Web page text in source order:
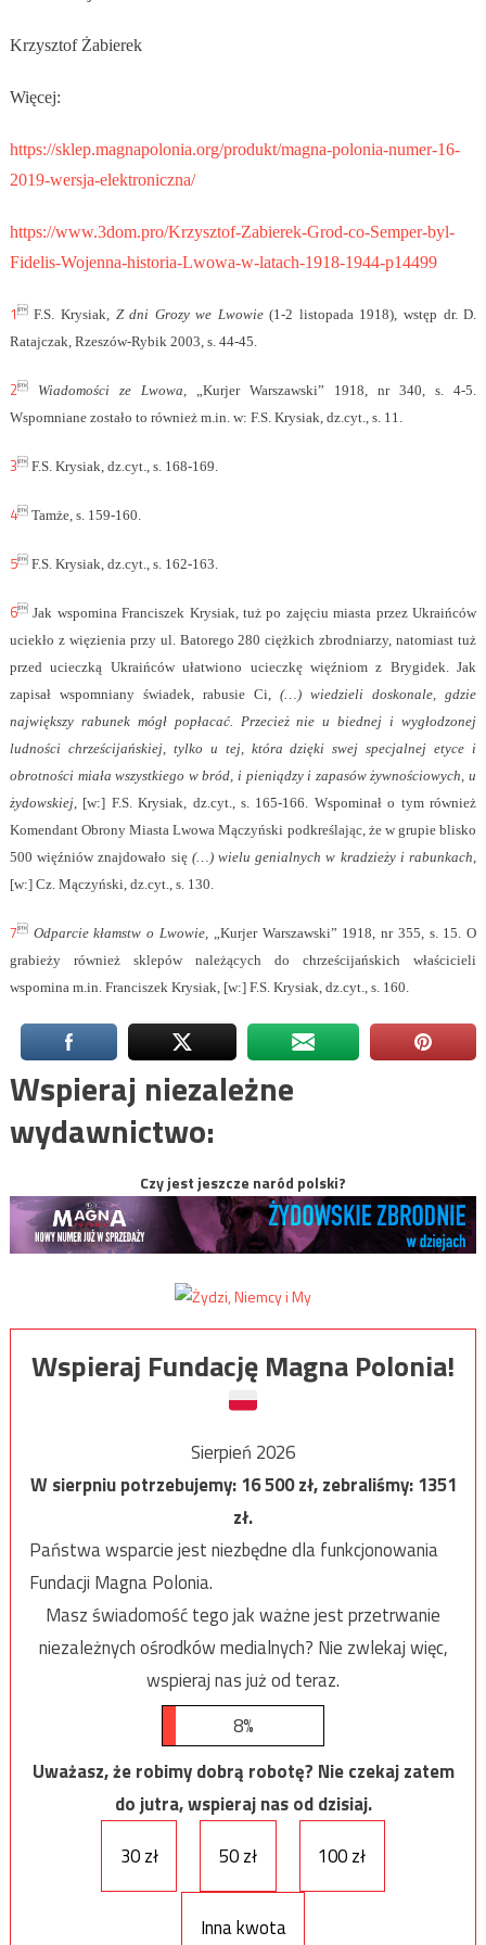
Krzysztof Żabierek
Więcej:
https://sklep.magnapolonia.org/produkt/magna-polonia-numer-16-
2019-wersja-elektroniczna/
https://www.3dom.pro/Krzysztof-Zabierek-Grod-co-Semper-byl-
Fidelis-Wojenna-historia-Lwowa-w-latach-1918-1944-p14499
1F.S. Krysiak, Z dni Grozy we Lwowie(1-2 listopada 1918), wstęp dr. D.
Ratajczak, Rzeszów-Rybik 2003, s. 44-45.
2 Wiadomości ze Lwowa , „Kurjer Warszawski” 1918, nr 340, s. 4-5.
Wspomniane zostało to również m.in. w: F.S. Krysiak, dz.cyt., s. 11.
3F.S. Krysiak, dz.cyt., s. 168-169.
4Tamże, s. 159-160.
5F.S. Krysiak, dz.cyt., s. 162-163.
6Jak wspomina Franciszek Krysiak, tuż po zajęciu miasta przez Ukraińców
uciekło z więzienia przy ul. Batorego 280 ciężkich zbrodniarzy, natomiast tuż
przed ucieczką Ukraińców ułatwiono ucieczkę więźniom z Brygidek. Jak
zapisał wspomniany świadek, rabusie Ci,(…) wiedzieli doskonale, gdzie
największy rabunek mógł popłacać. Przecież nie u biednej i wygłodzonej
ludności chrześcijańskiej, tylko u tej, która dzięki swej specjalnej etyce i
obrotności miała wszystkiego w bród, i pieniądzy i zapasów żywnościowych, u
żydowskiej, [w:] F.S. Krysiak, dz.cyt., s. 165-166. Wspominał o tym również
Komendant Obrony Miasta Lwowa Mączyński podkreślając, że w grupie blisko
500 więźniów znajdowało się (…) wielu genialnych w kradzieży i rabunkach
[w:] Cz. Mączyński, dz.cyt., s. 130.
7 Odparcie kłamstw o Lwowie , „Kurjer Warszawski” 1918, nr 355, s. 15. O
grabieży również sklepów należących do chrześcijańskich właścicieli
wspomina m.in. Franciszek Krysiak, [w:] F.S. Krysiak, dz.cyt., s. 160.
Wspieraj niezależne
wydawnictwo:
Czy jest jeszcze naród polski?
Wspieraj Fundację Magna Polonia!
Sierpień 2026
W sierpniu potrzebujemy:16 500zł, zebraliśmy:1351
zł.
Państwa wsparcie jest niezbędne dla funkcjonowania
Fundacji Magna Polonia.
Masz świadomość tego jak ważne jest przetrwanie
niezależnych ośrodków medialnych? Nie zwlekaj więc,
wspieraj nas już od teraz.
8%
Uważasz, że robimy dobrą robotę? Nie czekaj zatem
do jutra, wspieraj nas od dzisiaj.
30 zł
50 zł 100 zł
Inna kwota